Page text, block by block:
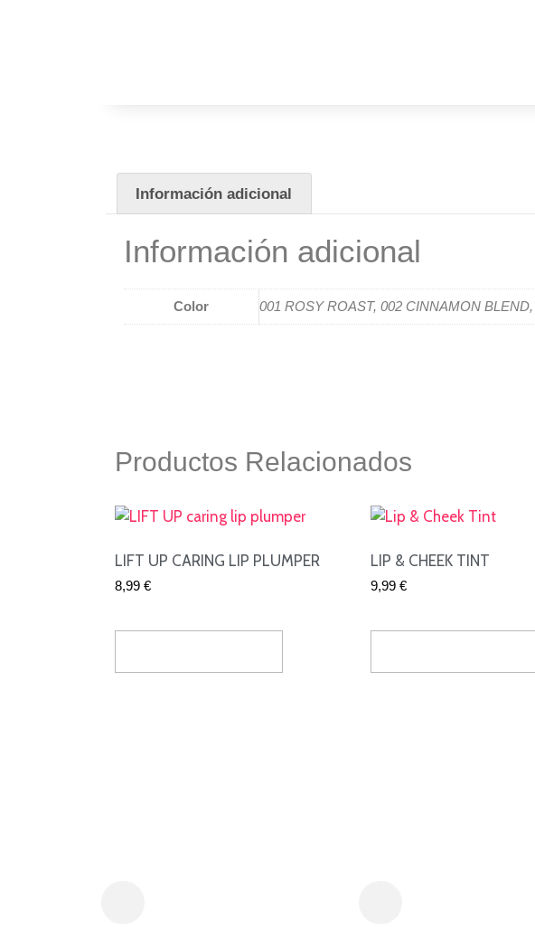
Información adicional
Información adicional
Color 001 ROSY ROAST, 002 CINNAMON
Productos Relacionados
LIFT UP CARING LIP PLUMPER
8,99 €
LIP & CHEEK TINT
9,99 €